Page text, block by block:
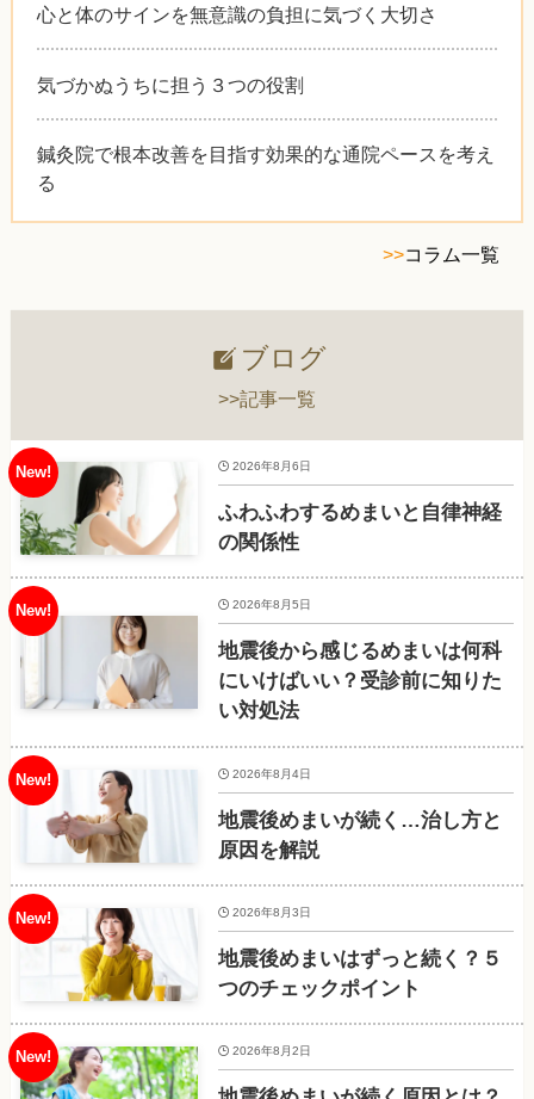
心と体のサインを無意識の負担に気づく大切さ
気づかぬうちに担う３つの役割
鍼灸院で根本改善を目指す効果的な通院ペースを考え
る
>>コラム一覧
ブログ
>>記事一覧
ふわふわするめまいと自律神経
の関係性
2026年8月6日
地震後から感じるめまいは何科
にいけばいい？受診前に知りた
い対処法
2026年8月5日
地震後めまいが続く…治し方と
原因を解説
2026年8月4日
地震後めまいはずっと続く？５
つのチェックポイント
2026年8月3日
2026年8月2日